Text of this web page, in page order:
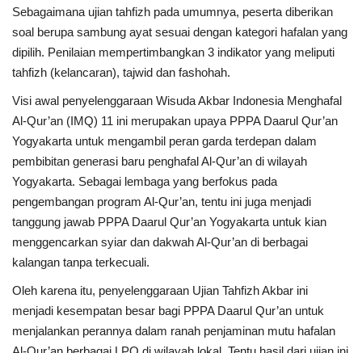
Sebagaimana ujian tahfizh pada umumnya, peserta diberikan
soal berupa sambung ayat sesuai dengan kategori hafalan yang
dipilih. Penilaian mempertimbangkan 3 indikator yang meliputi
tahfizh (kelancaran), tajwid dan fashohah.
Visi awal penyelenggaraan Wisuda Akbar Indonesia Menghafal
Al-Qur’an (IMQ) 11 ini merupakan upaya PPPA Daarul Qur’an
Yogyakarta untuk mengambil peran garda terdepan dalam
pembibitan generasi baru penghafal Al-Qur’an di wilayah
Yogyakarta. Sebagai lembaga yang berfokus pada
pengembangan program Al-Qur’an, tentu ini juga menjadi
tanggung jawab PPPA Daarul Qur’an Yogyakarta untuk kian
menggencarkan syiar dan dakwah Al-Qur’an di berbagai
kalangan tanpa terkecuali.
Oleh karena itu, penyelenggaraan Ujian Tahfizh Akbar ini
menjadi kesempatan besar bagi PPPA Daarul Qur’an untuk
menjalankan perannya dalam ranah penjaminan mutu hafalan